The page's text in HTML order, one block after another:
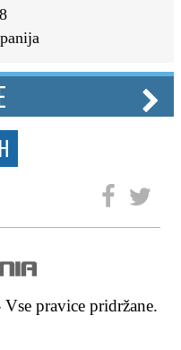
pravice pridržane.